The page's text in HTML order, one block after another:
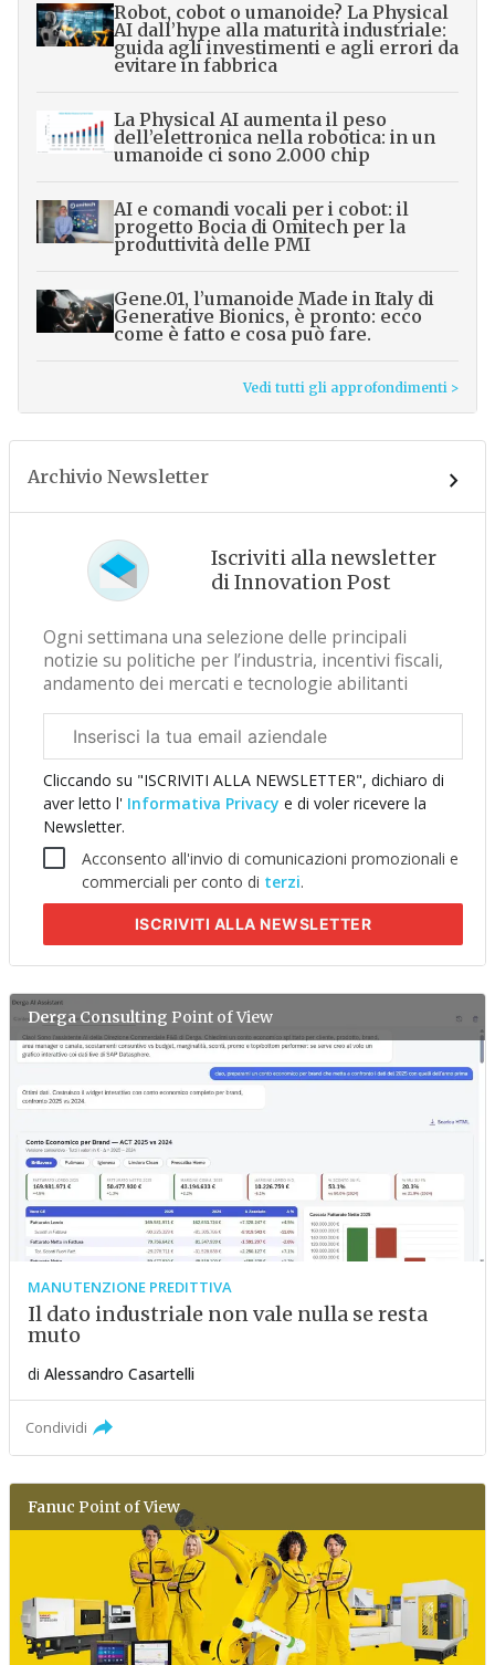
Robot, cobot o umanoide? La Physical
AI dall’hype alla maturità industriale:
guida agli investimenti e agli errori da
evitare in fabbrica
La Physical AI aumenta il peso
dell’elettronica nella robotica: in un
umanoide ci sono 2.000 chip
AI e comandi vocali per i cobot: il
progetto Bocia di Omitech per la
produttività delle PMI
Gene.01, l’umanoide Made in Italy di
Generative Bionics, è pronto: ecco
come è fatto e cosa può fare.
Vedi tutti gli approfondimenti >
Archivio Newsletter
Iscriviti alla newsletter
di Innovation Post
Ogni settimana una selezione delle principali
notizie su politiche per l’industria, incentivi fiscali,
andamento dei mercati e tecnologie abilitanti
aziendale
Cliccando su "ISCRIVITI ALLA NEWSLETTER", dichiaro di
aver letto l' Informativa Privacy e di voler ricevere la
Newsletter.
Acconsento all'invio di comunicazioni promozionali e
commerciali per conto di terzi.
ISCRIVITI ALLA NEWSLETTER
Derga Consulting Point of View
MANUTENZIONE PREDITTIVA
Il dato industriale non vale nulla se resta
muto
di Alessandro Casartelli
Condividi
Fanuc Point of View